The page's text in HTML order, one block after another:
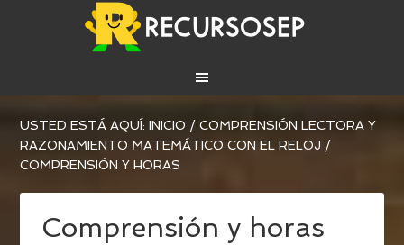
USTED ESTÁ AQUÍ:INICIO / COMPRENSIÓN LECTORA Y
RAZONAMIENTO MATEMÁTICO CON EL RELOJ /
COMPRENSIÓN Y HORAS
Comprensión y horas